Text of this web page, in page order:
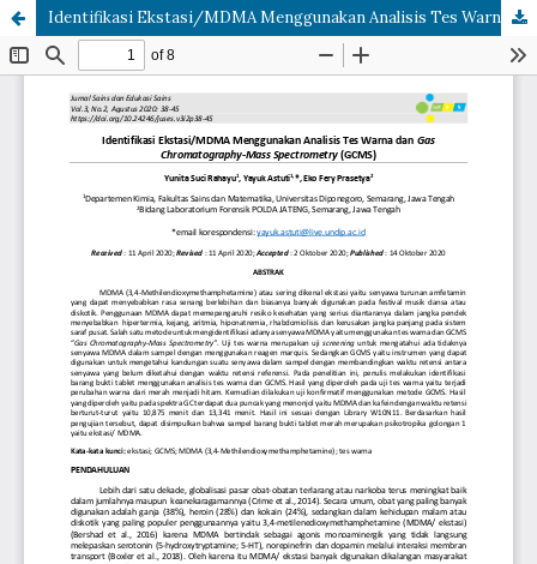
Identifikasi Ekstasi/MDMA Menggunakan Analisis Tes Warna dan Gas Chromatography-Mass Spectrometry (GCMS)